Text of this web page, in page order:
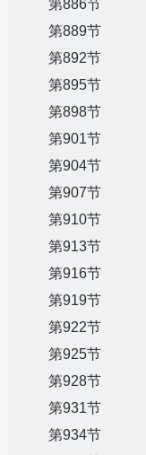
第886节
第889节
第892节
第895节
第898节
第901节
第904节
第907节
第910节
第913节
第916节
第919节
第922节
第925节
第928节
第931节
第934节